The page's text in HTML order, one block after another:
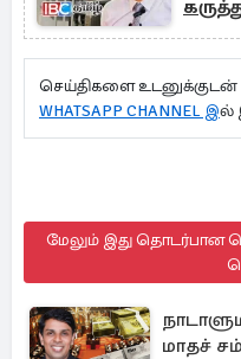
செய்திகளை உடனுக்குடன்
WHATSAPP CHANNEL இல்
மேலும் இது தொடர்பான
மாதச்